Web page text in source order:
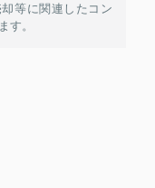
等に関連したコン
す。